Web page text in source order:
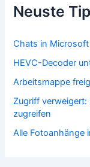
Neuste
Chats in
HEVC-Decoder
Arbeitsmappe
Zugriff
zugreifen
Alle Fotoanhänge